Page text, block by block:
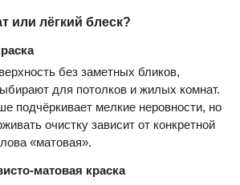
или лёгкий блеск?
без заметных бликов,
для потолков и жилых комнат.
подчёркивает мелкие неровности, но
очистку зависит от конкретной
«матовая».
матовая краска